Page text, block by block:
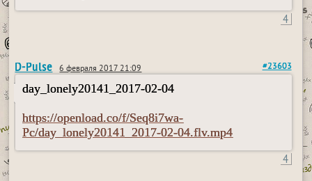
4
D-Pulse 6 февраля 2017 21:09 #23603
day_lonely20141_2017-02-04
https://openload.co/f/Seq8i7wa-
Pc/day_lonely20141_2017-02-04.flv.mp4
4